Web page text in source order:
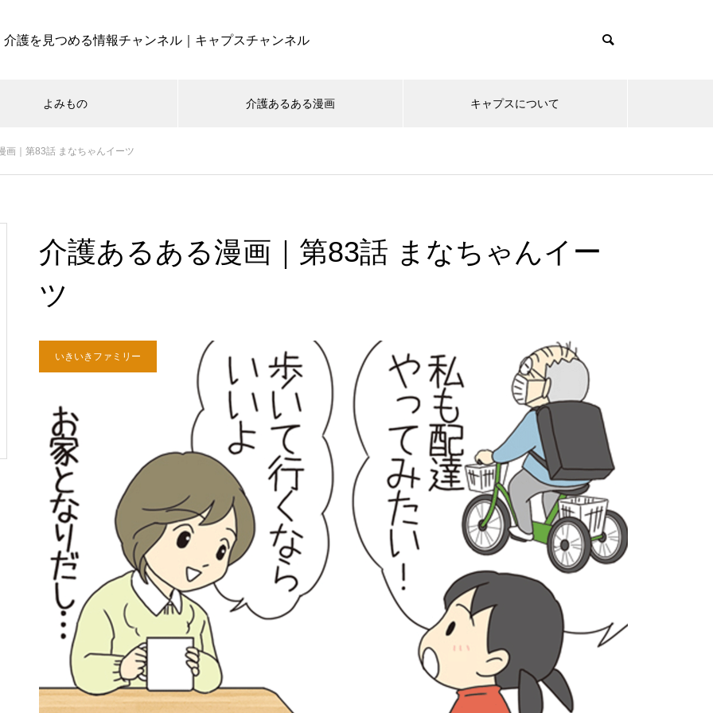
介護を見つめる情報チャンネル｜キャプスチャンネル
よみもの 介護あるある漫画 キャプスについて
画｜第83話 まなちゃんイーツ
介護あるある漫画｜第83話 まなちゃんイー
ツ
いきいきファミリー